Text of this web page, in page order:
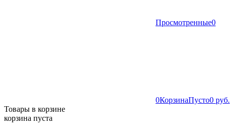
Просмотренные0
0КорзинаПусто0 руб.
Товары в корзине
корзина пуста